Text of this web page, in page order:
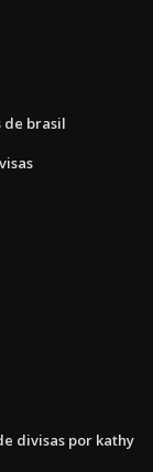
de brasil
divisas por kathy